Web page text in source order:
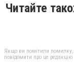
Читайте
Якщо ви помітили помилку,
повідомити про це редакцію